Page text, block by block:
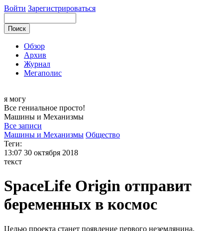
Войти Зарегистрироваться
Обзор
Архив
Журнал
Мегаполис
я могу
Все гениальное просто!
Машины и Механизмы
Все записи
Машины и Механизмы Общество
Теги:
13:07 30 октября 2018
текст
SpaceLife Origin отправит
беременных в космос
Целью проекта станет появление первого неземлянина,